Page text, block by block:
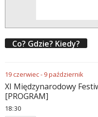
Co? Gdzie? Kiedy?
19czerwiec- 9październik
XI Międzynarodowy
[PROGRAM]
18:30